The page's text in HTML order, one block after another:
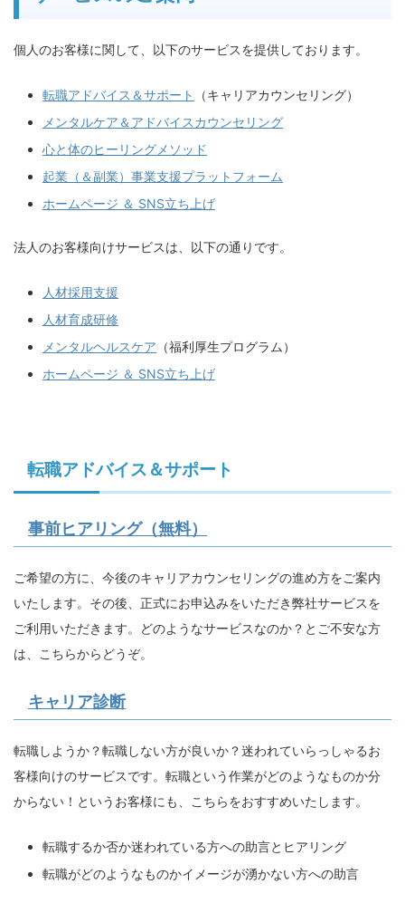
個人のお客様に関して、以下のサービスを提供しております。
転職アドバイス＆サポート
（キャリアカウンセリング）
メンタルケア＆アドバイスカウンセリング
心と体のヒーリングメソッド
起業（＆副業）事業支援プラットフォーム
ホームページ ＆ SNS立ち上げ
法人のお客様向けサービスは、以下の通りです。
人材採用支援
人材育成研修
メンタルヘルスケア （福利厚生プログラム）
ホームページ ＆ SNS立ち上げ
転職アドバイス＆サポート
事前ヒアリング（無料）
ご希望の方に、今後のキャリアカウンセリングの進め方をご案内
いたします。その後、正式にお申込みをいただき弊社サービスを
ご利用いただきます。どのようなサービスなのか？とご不安な方
は、こちらからどうぞ。
キャリア診断
転職しようか？転職しない方が良いか？迷われていらっしゃるお
客様向けのサービスです。転職という作業がどのようなものか分
からない！というお客様にも、こちらをおすすめいたします。
転職するか否か迷われている方への助言とヒアリング
転職がどのようなものかイメージが湧かない方への助言